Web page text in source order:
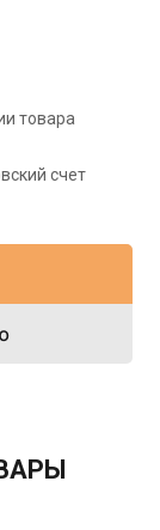
товара
счет